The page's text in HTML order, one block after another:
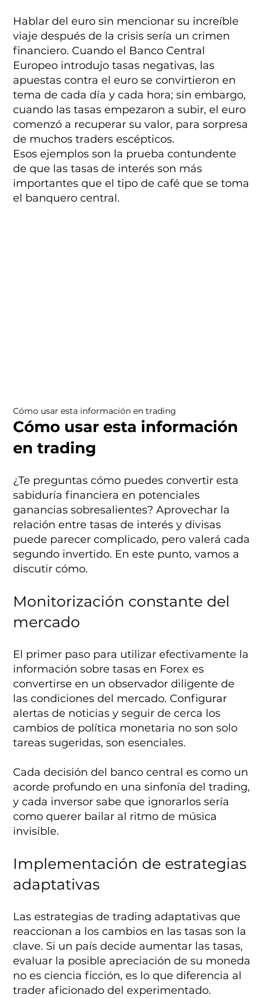
Cómo usar esta información en trading
Cómo usar esta información
en trading
¿Te preguntas cómo puedes convertir esta
sabiduría financiera en potenciales
ganancias sobresalientes? Aprovechar la
relación entre tasas de interés y divisas
puede parecer complicado, pero valerá cada
segundo invertido. En este punto, vamos a
discutir cómo.
Monitorización constante del
mercado
El primer paso para utilizar efectivamente la
información sobre tasas en Forex es
convertirse en un observador diligente de
las condiciones del mercado. Configurar
alertas de noticias y seguir de cerca los
cambios de política monetaria no son solo
tareas sugeridas, son esenciales.
Cada decisión del banco central es como un
acorde profundo en una sinfonía del trading,
y cada inversor sabe que ignorarlos sería
como querer bailar al ritmo de música
invisible.
Implementación de estrategias
adaptativas
Las estrategias de trading adaptativas que
reaccionan a los cambios en las tasas son la
clave. Si un país decide aumentar las tasas,
evaluar la posible apreciación de su moneda
no es ciencia ficción, es lo que diferencia al
trader aficionado del experimentado.
Hablar del euro sin mencionar su increíble
viaje después de la crisis sería un crimen
financiero. Cuando el Banco Central
Europeo introdujo tasas negativas, las
apuestas contra el euro se convirtieron en
tema de cada día y cada hora; sin embargo,
cuando las tasas empezaron a subir, el euro
comenzó a recuperar su valor, para sorpresa
de muchos traders escépticos.
Esos ejemplos son la prueba contundente
de que las tasas de interés son más
importantes que el tipo de café que se toma
el banquero central.